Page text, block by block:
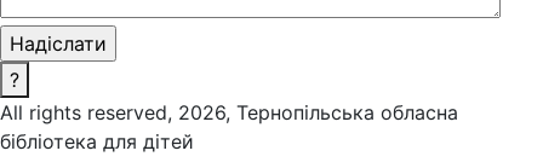
?
All rights reserved, 2026, Тернопільська обласна
бібліотека для дітей